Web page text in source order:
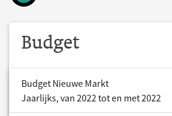
Budget
Budget Nieuwe Markt
Jaarlijks, van 2022 tot en met 2022